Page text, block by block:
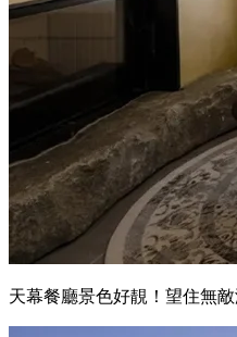
天幕餐廳景色好靚！望住無